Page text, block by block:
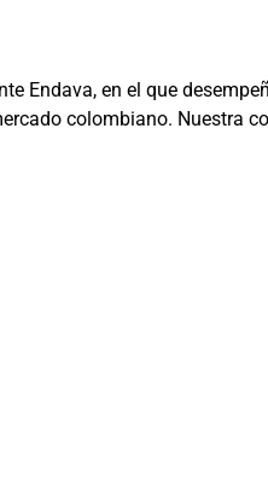
Endava, en el que
colombiano. Nuestra